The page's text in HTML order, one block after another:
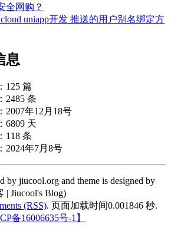
全网购？
uniapp开发 推送的用户别名绑定方
息
125 篇
2485 条
2007年12月18号
6809 天
118 条
2024年7月8号
by jiucool.org and theme is designed by
| Jiucool's Blog)
(RSS). 页面加载时间0.001846 秒.
备16006635号-1】